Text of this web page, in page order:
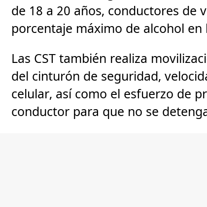
de 18 a 20 años, conductores de
porcentaje máximo de alcohol
Las CST también realiza
del cinturón de seguridad,
celular, así como el esfuerzo de
conductor para que no se